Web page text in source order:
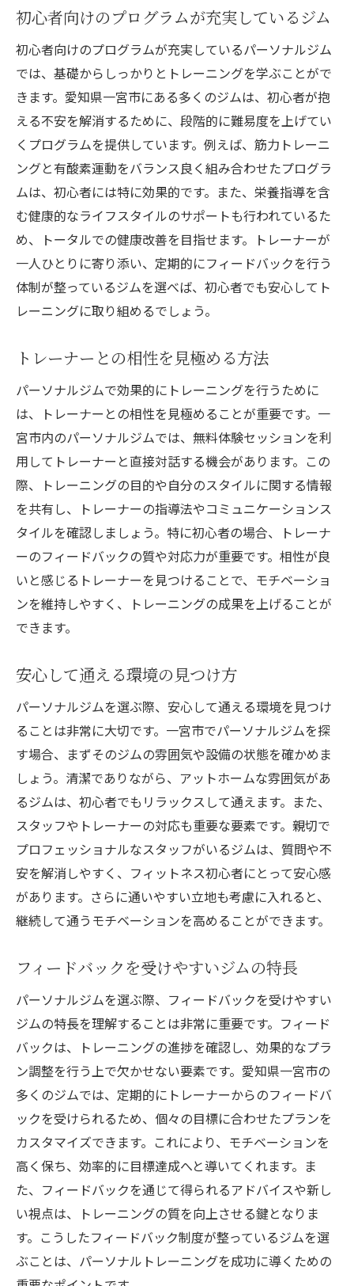
初心者向けのプログラムが充実しているジム
初心者向けのプログラムが充実しているパーソナルジム
では、基礎からしっかりとトレーニングを学ぶことがで
きます。愛知県一宮市にある多くのジムは、初心者が抱
える不安を解消するために、段階的に難易度を上げてい
くプログラムを提供しています。例えば、筋力トレーニ
ングと有酸素運動をバランス良く組み合わせたプログラ
ムは、初心者には特に効果的です。また、栄養指導を含
む健康的なライフスタイルのサポートも行われているた
め、トータルでの健康改善を目指せます。トレーナーが
一人ひとりに寄り添い、定期的にフィードバックを行う
体制が整っているジムを選べば、初心者でも安心してト
レーニングに取り組めるでしょう。
トレーナーとの相性を見極める方法
パーソナルジムで効果的にトレーニングを行うために
は、トレーナーとの相性を見極めることが重要です。一
宮市内のパーソナルジムでは、無料体験セッションを利
用してトレーナーと直接対話する機会があります。この
際、トレーニングの目的や自分のスタイルに関する情報
を共有し、トレーナーの指導法やコミュニケーションス
タイルを確認しましょう。特に初心者の場合、トレーナ
ーのフィードバックの質や対応力が重要です。相性が良
いと感じるトレーナーを見つけることで、モチベーショ
ンを維持しやすく、トレーニングの成果を上げることが
できます。
安心して通える環境の見つけ方
パーソナルジムを選ぶ際、安心して通える環境を見つけ
ることは非常に大切です。一宮市でパーソナルジムを探
す場合、まずそのジムの雰囲気や設備の状態を確かめま
しょう。清潔でありながら、アットホームな雰囲気があ
るジムは、初心者でもリラックスして通えます。また、
スタッフやトレーナーの対応も重要な要素です。親切で
プロフェッショナルなスタッフがいるジムは、質問や不
安を解消しやすく、フィットネス初心者にとって安心感
があります。さらに通いやすい立地も考慮に入れると、
継続して通うモチベーションを高めることができます。
フィードバックを受けやすいジムの特長
パーソナルジムを選ぶ際、フィードバックを受けやすい
ジムの特長を理解することは非常に重要です。フィード
バックは、トレーニングの進捗を確認し、効果的なプラ
ン調整を行う上で欠かせない要素です。愛知県一宮市の
多くのジムでは、定期的にトレーナーからのフィードバ
ックを受けられるため、個々の目標に合わせたプランを
カスタマイズできます。これにより、モチベーションを
高く保ち、効率的に目標達成へと導いてくれます。ま
た、フィードバックを通じて得られるアドバイスや新し
い視点は、トレーニングの質を向上させる鍵となりま
す。こうしたフィードバック制度が整っているジムを選
ぶことは、パーソナルトレーニングを成功に導くための